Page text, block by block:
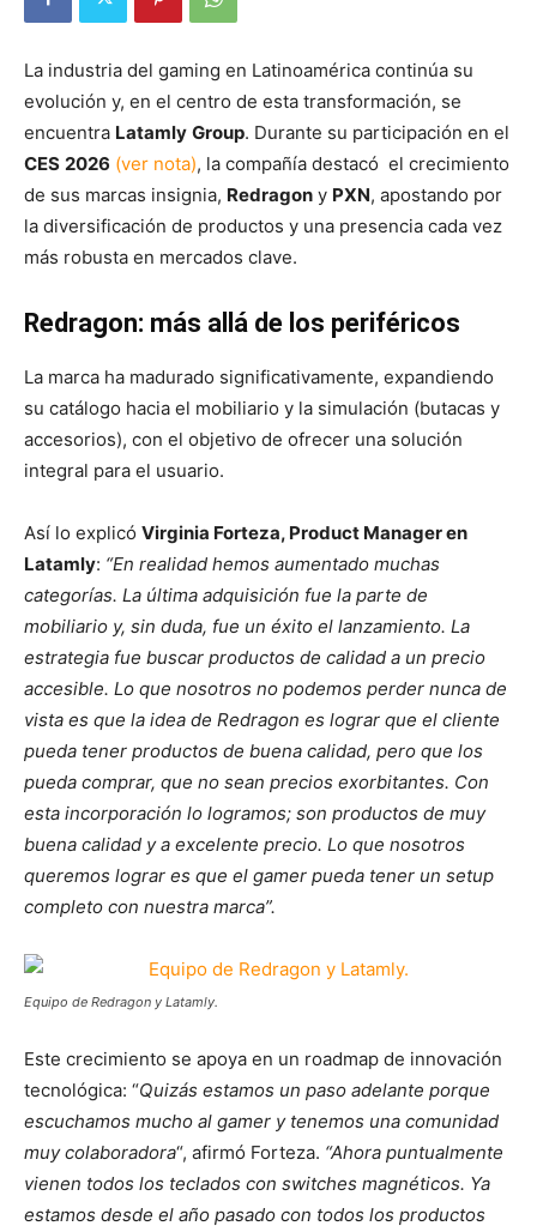
La industria del gaming en Latinoamérica continúa su
evolución y, en el centro de esta transformación, se
encuentra Latamly Group. Durante su participación en el
CES 2026 (ver nota), la compañía destacó el crecimiento
de sus marcas insignia, Redragon y PXN, apostando por
la diversificación de productos y una presencia cada vez
más robusta en mercados clave.
Redragon: más allá de los periféricos
La marca ha madurado significativamente, expandiendo
su catálogo hacia el mobiliario y la simulación (butacas y
accesorios), con el objetivo de ofrecer una solución
integral para el usuario.
Así lo explicó Virginia Forteza, Product Manager en
Latamly: “En realidad hemos aumentado muchas
categorías. La última adquisición fue la parte de
mobiliario y, sin duda, fue un éxito el lanzamiento. La
estrategia fue buscar productos de calidad a un precio
accesible. Lo que nosotros no podemos perder nunca de
vista es que la idea de Redragon es lograr que el cliente
pueda tener productos de buena calidad, pero que los
pueda comprar, que no sean precios exorbitantes. Con
esta incorporación lo logramos; son productos de muy
buena calidad y a excelente precio. Lo que nosotros
queremos lograr es que el gamer pueda tener un setup
completo con nuestra marca”.
Equipo de Redragon y Latamly.
Este crecimiento se apoya en un roadmap de innovación
tecnológica: “Quizás estamos un paso adelante porque
escuchamos mucho al gamer y tenemos una comunidad
muy colaboradora“, afirmó Forteza. “Ahora puntualmente
vienen todos los teclados con switches magnéticos. Ya
estamos desde el año pasado con todos los productos